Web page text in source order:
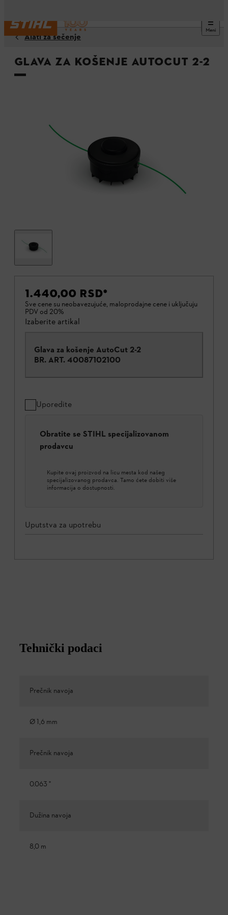
Meni
Alati za sečenje
Glava za košenje AutoCut 2-2
1.440,00 RSD*
Sve cene su neobavezujuće, maloprodajne cene i uključuju
PDV od 20%
Izaberite artikal
Glava za košenje AutoCut 2-2
BR. ART. 40087102100
Uporedite
Obratite se STIHL specijalizovanom
prodavcu
Kupite ovaj proizvod na licu mesta kod našeg
specijalizovanog prodavca. Tamo ćete dobiti više
informacija o dostupnosti.
Uputstva za upotrebu
Tehnički podaci
Prečnik navoja
Ø 1,6 mm
Prečnik navoja
0.063 "
Dužina navoja
8,0 m